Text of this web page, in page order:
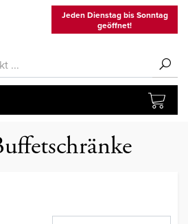
Jeden Dienstag bis Sonntag
geöffnet!